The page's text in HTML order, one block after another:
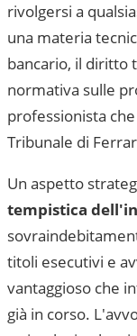
rivolgersi a
una materia
bancario, il diritto
normativa sulle
professionista
Tribunale di
Un aspetto
tempistica
titoli esecutivi e
vantaggioso che
già in corso.